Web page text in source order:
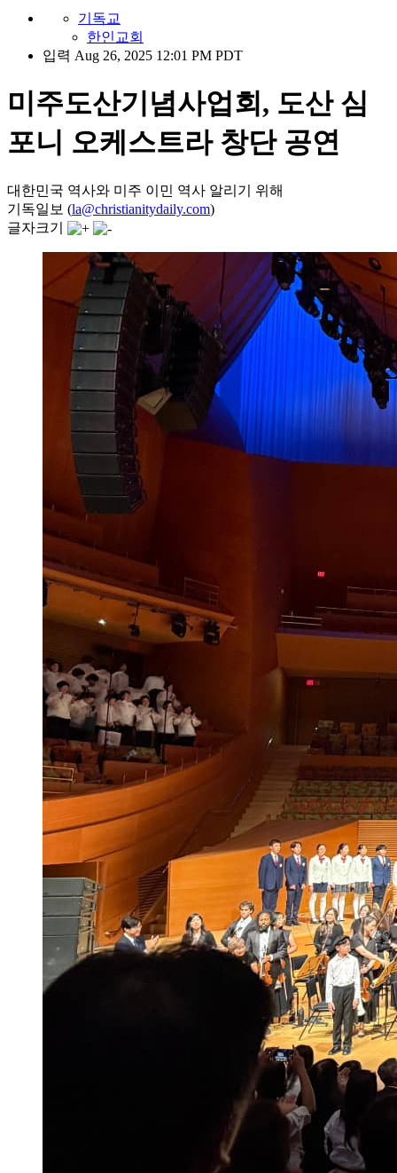
기독교
한인교회
입력 Aug 26, 2025 12:01 PM PDT
미주도산기념사업회, 도산 심
포니 오케스트라 창단 공연
대한민국 역사와 미주 이민 역사 알리기 위해
기독일보 (la@christianitydaily.com)
글자크기